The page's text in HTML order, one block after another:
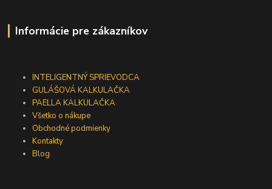
Informácie pre zákazníkov
INTELIGENTNÝ SPRIEVODCA
GULÁŠOVÁ KALKULAČKA
PAELLA KALKULAČKA
Všetko o nákupe
Obchodné podmienky
Kontakty
Blog